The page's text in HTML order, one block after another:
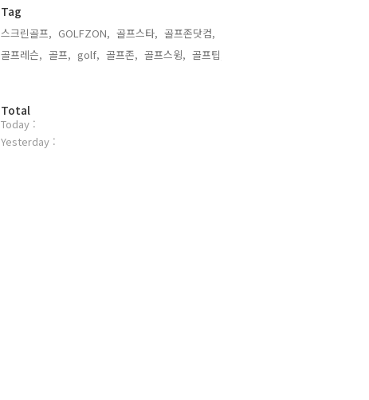
Tag
스크린골프, GOLFZON, 골프스타, 골프존닷컴,
골프레슨, 골프, golf, 골프존, 골프스윙, 골프팁,
방
문
자
Total
Today :
Yesterday :